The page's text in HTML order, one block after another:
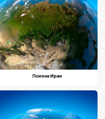
Псиона Иран